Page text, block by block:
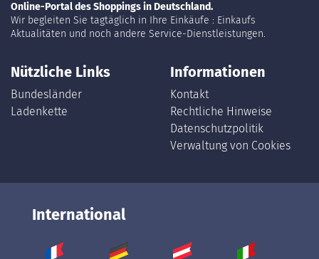
Online-Portal des Shoppings in Deutschland.
Wir begleiten Sie tagtäglich in Ihre Einkäufe : Einkaufs
Aktualitäten und noch andere Service-Dienstleistungen.
Nützliche Links
Bundesländer
Ladenkette
Informationen
Kontakt
Rechtliche Hinweise
Datenschutzpolitik
Verwaltung von Cookies
International